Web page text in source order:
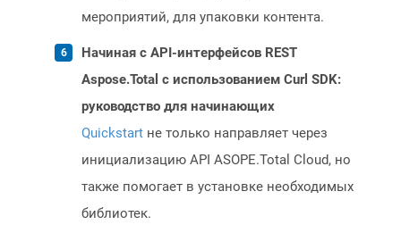
мероприятий, для упаковки контента.
Начиная с API-интерфейсов REST
Aspose.Total с использованием Curl SDK:
руководство для начинающих
Quickstart не только направляет через
инициализацию API ASOPE.Total Cloud, но
также помогает в установке необходимых
библиотек.